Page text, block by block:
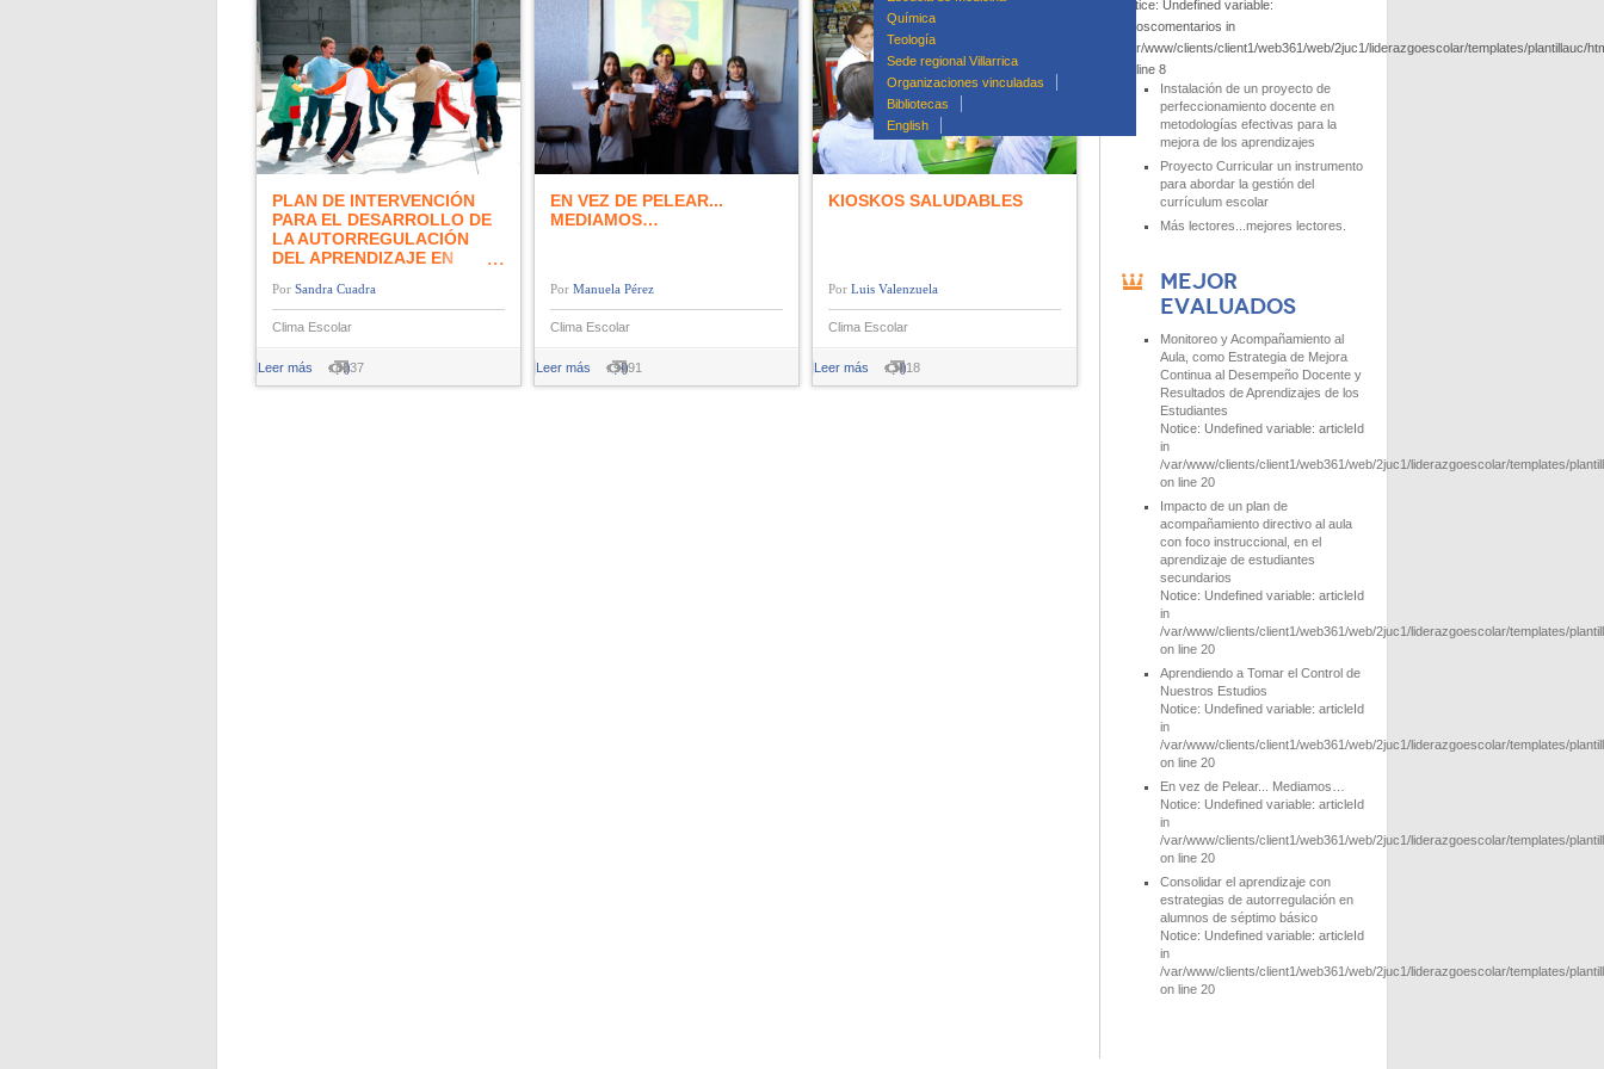
Química
Teología
Sede regional Villarrica
Organizaciones vinculadas
Bibliotecas
English
Notice: Undefined variable:
datoscomentarios in
/var/www/clients/client1/web361/web/2juc1/liderazgoescolar/templates/plantillauc/
on line 8
Instalación de un proyecto de
perfeccionamiento docente en
metodologías efectivas para la
mejora de los aprendizajes
Proyecto Curricular un instrumento
para abordar la gestión del
currículum escolar
Más lectores...mejores lectores.
MEJOR
EVALUADOS
Monitoreo y Acompañamiento al
Aula, como Estrategia de Mejora
Continua al Desempeño Docente y
Resultados de Aprendizajes de los
Estudiantes
Notice: Undefined variable: articleId
in
/var/www/clients/client1/web361/web/2juc1/liderazgoescolar/templates/
on line 20
Impacto de un plan de
acompañamiento directivo al aula
con foco instruccional, en el
aprendizaje de estudiantes
secundarios
Notice: Undefined variable: articleId
in
/var/www/clients/client1/web361/web/2juc1/liderazgoescolar/templates/
on line 20
Aprendiendo a Tomar el Control de
Nuestros Estudios
Notice: Undefined variable: articleId
in
/var/www/clients/client1/web361/web/2juc1/liderazgoescolar/templates/
on line 20
En vez de Pelear... Mediamos…
Notice: Undefined variable: articleId
in
/var/www/clients/client1/web361/web/2juc1/liderazgoescolar/templates/
on line 20
Consolidar el aprendizaje con
estrategias de autorregulación en
alumnos de séptimo básico
Notice: Undefined variable: articleId
in
/var/www/clients/client1/web361/web/2juc1/liderazgoescolar/templates/
on line 20
PLAN DE INTERVENCIÓN
PARA EL DESARROLLO DE
LA AUTORREGULACIÓN
DEL APRENDIZAJE EN
SEGUNDO CICLO Y
ENSEÑANZA MEDIA
Sandra Cuadra
Clima Escolar
Leer más (1)
: 8637
EN VEZ DE PELEAR...
MEDIAMOS…
Manuela Pérez
Clima Escolar
Leer más (4)
: 9291
KIOSKOS SALUDABLES
Luis Valenzuela
Clima Escolar
Leer más (0)
: 3818